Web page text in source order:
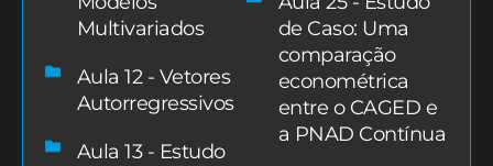
Multivariados
Aula 12 - Vetores
Autorregressivos
Aula 13 - Estudo
de Caso: Uma
comparação
econométrica
entre o CAGED e
a PNAD Contínua